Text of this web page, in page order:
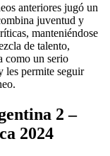
anteriores jugó un
juventud y
manteniéndose
de talento,
como un serio
les permite seguir
2 –
2024